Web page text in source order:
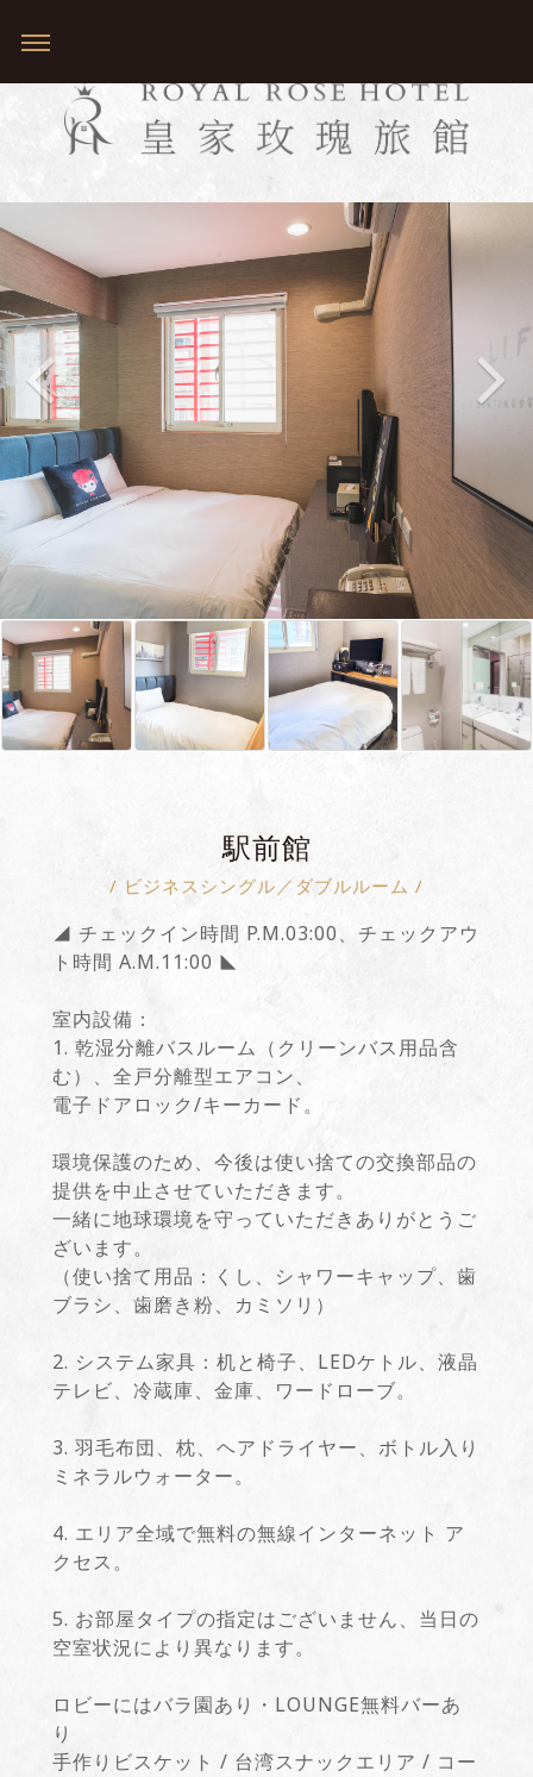
駅前館
/ ビジネスシングル／ダブルルーム /
◢ チェックイン時間 P.M.03:00、チェックアウ
ト時間 A.M.11:00 ◣
室内設備：
1. 乾湿分離バスルーム（クリーンバス用品含
む）、全戸分離型エアコン、
電子ドアロック/キーカード。
環境保護のため、今後は使い捨ての交換部品の
提供を中止させていただきます。
一緒に地球環境を守っていただきありがとうご
ざいます。
（使い捨て用品：くし、シャワーキャップ、歯
ブラシ、歯磨き粉、カミソリ）
2. システム家具：机と椅子、LEDケトル、液晶
テレビ、冷蔵庫、金庫、ワードローブ。
3. 羽毛布団、枕、ヘアドライヤー、ボトル入り
ミネラルウォーター。
4. エリア全域で無料の無線インターネット ア
クセス。
5. お部屋タイプの指定はございません、当日の
空室状況により異なります。
ロビーにはバラ園あり・LOUNGE無料バーあ
り
手作りビスケット / 台湾スナックエリア / コー